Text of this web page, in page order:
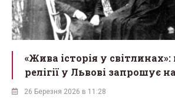
«Жива історія у світлинах»:
релігії у Львові запрошує
26 Березня 2026 в 11:28